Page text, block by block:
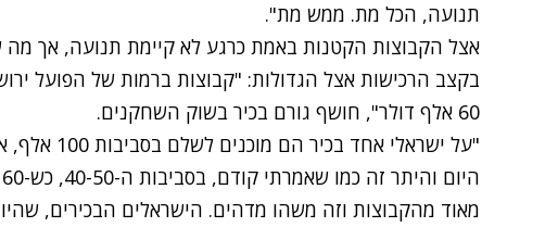
תנועה, הכל מת. ממש מת".
אצל הקבוצות הקטנות באמת כרגע לא קיימת תנועה, אך
בקצב הרכישות אצל הגדולות: "קבוצות ברמות של הפועל
60 אלף דולר", חושף גורם בכיר בשוק השחקנים.
"על ישראלי